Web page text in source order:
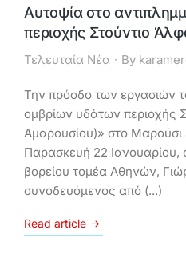
Αυτοψία στο
περιοχής Στούντιο
Τελευταία Νέα By
Την πρόοδο των εργασιών
ομβρίων υδάτων περιοχής
Αμαρουσίου)» στο Μαρούσι
Παρασκευή 22 Ιανουαρίου,
βορείου τομέα Αθηνών,
συνοδευόμενος από (...)
Read article